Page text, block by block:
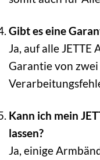
Gibt es eine
Ja, auf alle
Garantie von
Kann ich mein
lassen?
Ja, einige